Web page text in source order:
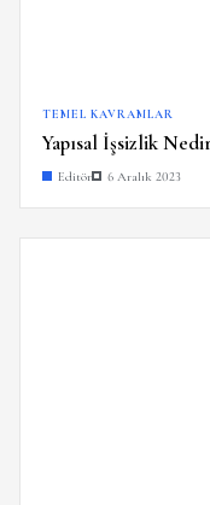
TEMEL KAVRAMLAR
Yapısal İşsizlik
Editör 6 Aralık 2023